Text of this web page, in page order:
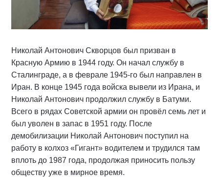
Николай Антонович Скворцов был призван в
Красную Армию в 1944 году. Он начал службу в
Сталинграде, а в феврале 1945‑го был направлен в
Иран. В конце 1945 года войска вывели из Ирана, и
Николай Антонович продолжил службу в Батуми.
Всего в рядах Советской армии он провёл семь лет и
был уволен в запас в 1951 году. После
демобилизации Николай Антонович поступил на
работу в колхоз «Гигант» водителем и трудился там
вплоть до 1987 года, продолжая приносить пользу
обществу уже в мирное время.